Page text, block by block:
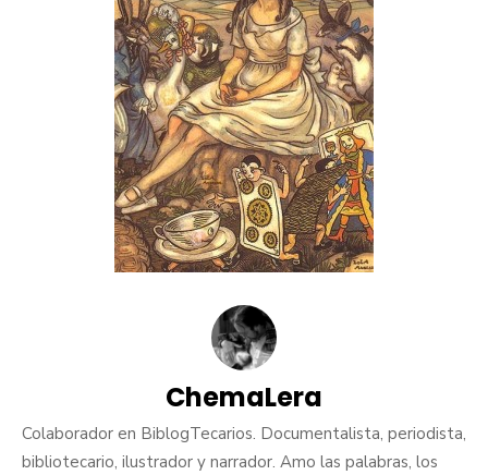
ChemaLera
Colaborador en BiblogTecarios. Documentalista, periodista,
bibliotecario, ilustrador y narrador. Amo las palabras, los